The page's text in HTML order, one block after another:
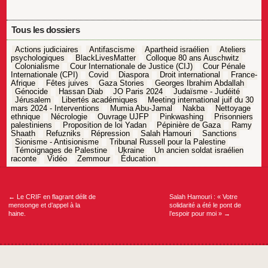
Tous les dossiers
Actions judiciaires Antifascisme Apartheid israélien
Ateliers
psychologiques
BlackLivesMatter
Colloque 80 ans Auschwitz
Colonialisme
Cour Internationale de Justice (CIJ)
Cour Pénale
Internationale (CPI)
Covid Diaspora Droit international
France-
Afrique
Fêtes juives Gaza Stories
Georges Ibrahim Abdallah
Génocide
Hassan Diab JO Paris 2024
Judaïsme - Judéité
Jérusalem
Libertés académiques
Meeting international juif du 30
mars 2024 - Interventions
Mumia Abu-Jamal Nakba
Nettoyage
ethnique
Nécrologie Ouvrage UJFP Pinkwashing
Prisonniers
palestiniens
Proposition de loi Yadan Pépinière de Gaza
Ramy
Shaath
Refuzniks Répression Salah Hamouri
Sanctions
Sionisme - Antisionisme
Tribunal Russell pour la Palestine
Témoignages de Palestine
Ukraine
Un ancien soldat israélien
raconte
Vidéo Zemmour Éducation
Navigation
← Le CRIF en flagrant délit de
mensonge et d’appel à la
haine.
Salah Hamouri : « Votre
solidarité a été le pont de
l’espoir pour moi » →